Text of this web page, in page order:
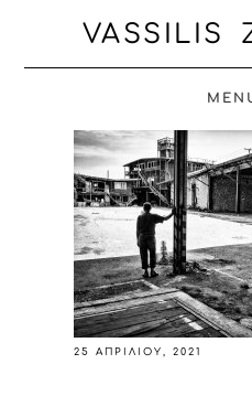
VASSILIS
25 ΑΠΡΙΛΊΟΥ, 2021